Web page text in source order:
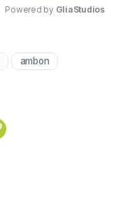
Powered by GliaStudios
ambon